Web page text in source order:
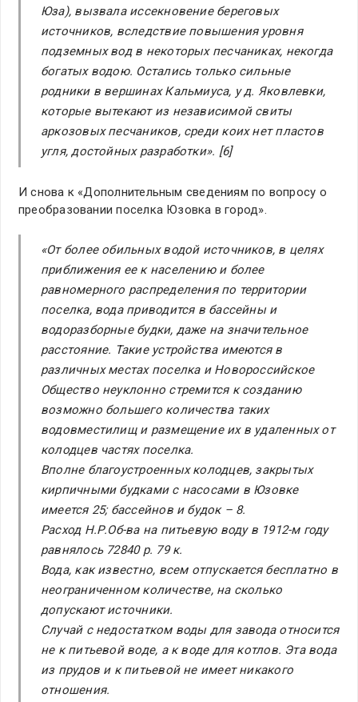
Юза), вызвала иссекновение береговых
источников, вследствие повышения уровня
подземных вод в некоторых песчаниках, некогда
богатых водою. Остались только сильные
родники в вершинах Кальмиуса, у д. Яковлевки,
которые вытекают из независимой свиты
аркозовых песчаников, среди коих нет пластов
угля, достойных разработки». [6]
И снова к «Дополнительным сведениям по вопросу о
преобразовании поселка Юзовка в город».
«От более обильных водой источников, в целях
приближения ее к населению и более
равномерного распределения по территории
поселка, вода приводится в бассейны и
водоразборные будки, даже на значительное
расстояние. Такие устройства имеются в
различных местах поселка и Новороссийское
Общество неуклонно стремится к созданию
возможно большего количества таких
водовместилищ и размещение их в удаленных от
колодцев частях поселка.
Вполне благоустроенных колодцев, закрытых
кирпичными будками с насосами в Юзовке
имеется 25; бассейнов и будок – 8.
Расход Н.Р.Об-ва на питьевую воду в 1912-м году
равнялось 72840 р. 79 к.
Вода, как известно, всем отпускается бесплатно в
неограниченном количестве, на сколько
допускают источники.
Случай с недостатком воды для завода относится
не к питьевой воде, а к воде для котлов. Эта вода
из прудов и к питьевой не имеет никакого
отношения.